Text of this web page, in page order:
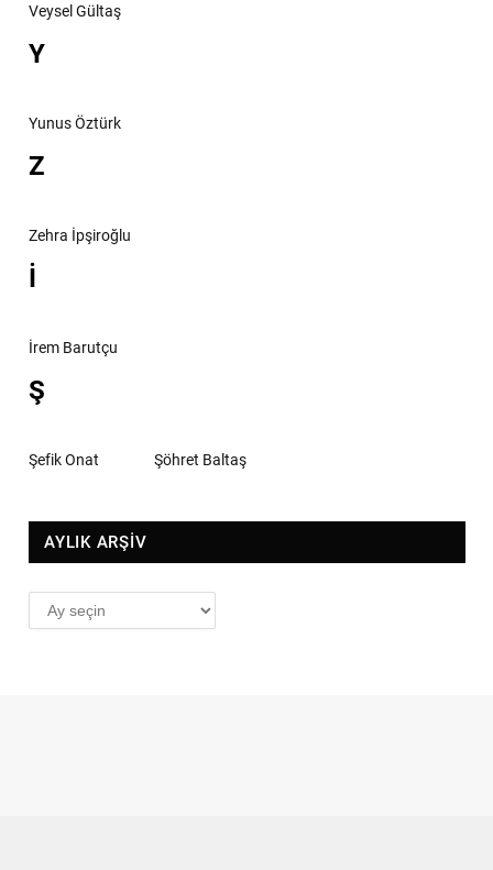
Veysel Gültaş
Y
Yunus Öztürk
Z
Zehra İpşiroğlu
İ
İrem Barutçu
Ş
Şefik Onat Şöhret Baltaş
AYLIK ARŞİV
AYLIK
ARŞİV